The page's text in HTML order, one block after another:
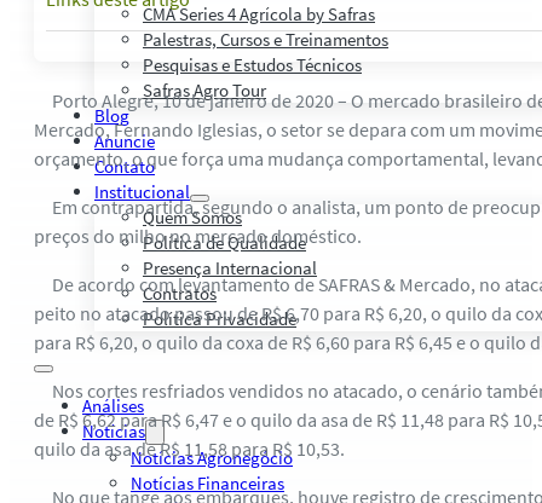
CMA Series 4 Agrícola by Safras
Palestras, Cursos e Treinamentos
Pesquisas e Estudos Técnicos
Safras Agro Tour
Blog
Anuncie
Contato
Institucional
Quem Somos
Política de Qualidade
Presença Internacional
Contratos
Política Privacidade
Análises
Notícias
Notícias Agronegócio
Notícias Financeiras
Porto Alegre, 10 de janeiro de 2020 – O mercado brasileiro
Mercado, Fernando Iglesias, o setor se depara com um
orçamento, o que força uma mudança comportamental,
Em contrapartida, segundo o analista, um ponto de
preços do milho no mercado doméstico.
De acordo com levantamento de SAFRAS & Mercado, no
peito no atacado passou de R$ 6,70 para R$ 6,20, o quilo da
para R$ 6,20, o quilo da coxa de R$ 6,60 para R$ 6,45 e o quilo
Nos cortes resfriados vendidos no atacado, o cenário
de R$ 6,62 para R$ 6,47 e o quilo da asa de R$ 11,48 para R$
quilo da asa de R$ 11,58 para R$ 10,53.
No que tange aos embarques, houve registro de